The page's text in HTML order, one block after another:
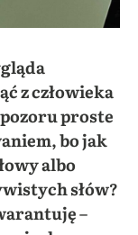
z człowieka
proste
bo jak
albo
słów?
–